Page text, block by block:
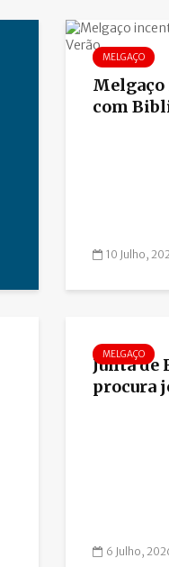
MELGAÇO
com
10 Julho,
MELGAÇO
Junta de
procura
6 Julho,